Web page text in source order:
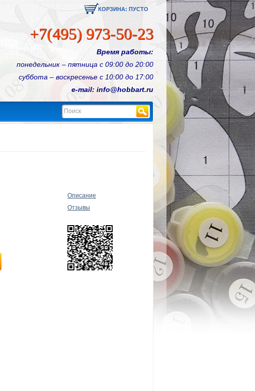
КОРЗИНА: ПУСТО
+7(495) 973-50-23
Время работы:
понедельник – пятница с 09:00 до 20:00
суббота – воскресенье с 10:00 до 17:00
e-mail: info@hobbart.ru
Найти
Описание
Отзывы